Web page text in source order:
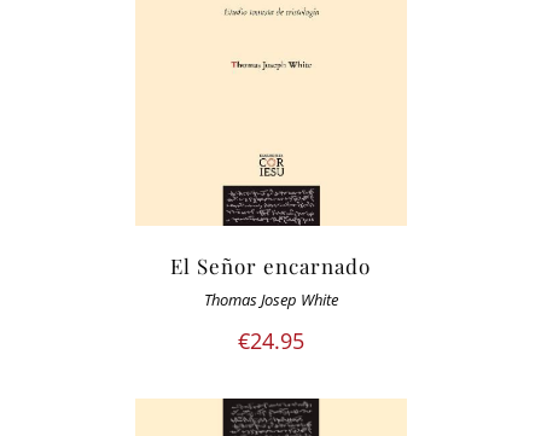
El Señor encarnado
Thomas Josep White
€24.95